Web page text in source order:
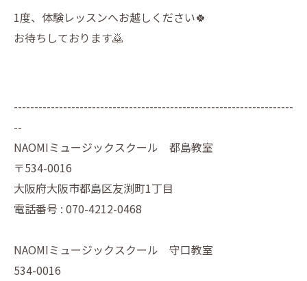
1度、体験レッスンへお越しください🍀
お待ちしております🙇
--------------------------------------------------------------------
--
NAOMIミュージックスクール 都島教室
〒534-0016
大阪府大阪市都島区友渕町1丁目
電話番号 : 070-4212-0468
NAOMIミュージックスクール 守口教室
534-0016